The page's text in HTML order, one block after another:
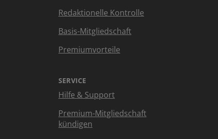
Redaktionelle Kontrolle
Basis-Mitgliedschaft
Premiumvorteile
SERVICE
Hilfe & Support
Premium-Mitgliedschaft
kündigen